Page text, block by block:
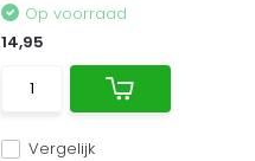
Vergelijk
Op voorraad
14,95